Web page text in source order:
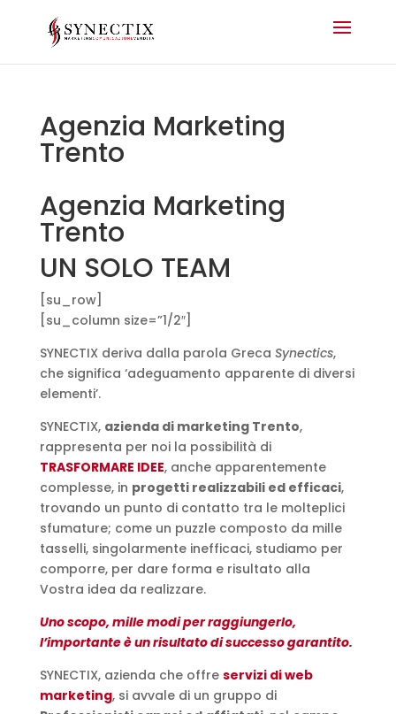
Agenzia Marketing
Trento
Agenzia Marketing
Trento
UN SOLO TEAM
[su_row]
[su_column size=”1/2″]
SYNECTIX deriva dalla parola Greca Synectics,
che significa ‘adeguamento apparente di diversi
elementi’.
SYNECTIX, azienda di marketing Trento,
rappresenta per noi la possibilità di
TRASFORMARE IDEE, anche apparentemente
complesse, in progetti realizzabili ed efficaci,
trovando un punto di contatto tra le molteplici
sfumature; come un puzzle composto da mille
tasselli, singolarmente inefficaci, studiamo per
comporre, per dare forma e risultato alla
Vostra idea da realizzare.
Uno scopo, mille modi per raggiungerlo,
l’importante è un risultato di successo garantito.
SYNECTIX, azienda che offre servizi di web
marketing, si avvale di un gruppo di